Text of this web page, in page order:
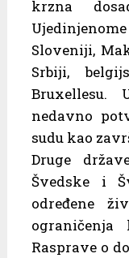
krzna
Sloveniji,
Srbiji,
Bruxellesu.
nedavno
sudu kao
Druge
Švedske i
određene
ograničenja
Rasprave o